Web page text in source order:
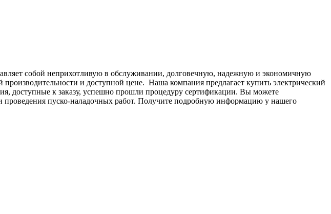
собой неприхотливую в обслуживании, долговечную, надежную и экономичную
и доступной цене. Наша компания предлагает купить электрический
доступные к заказу, успешно прошли процедуру сертификации. Вы можете
пуско-наладочных работ. Получите подробную информацию у нашего